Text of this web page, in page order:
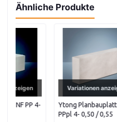
Ähnliche Produkte
Variationen anzeigen
Ytong Planbauplatte
PPpl 4- 0,50 / 0,55